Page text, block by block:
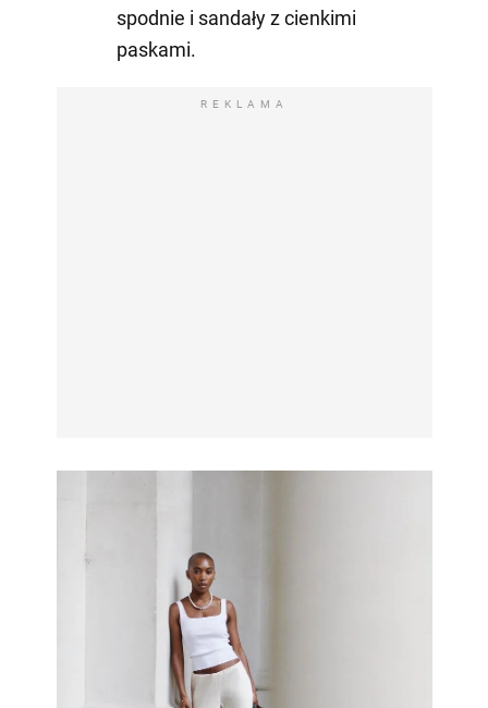
spodnie i sandały z cienkimi
paskami.
REKLAMA